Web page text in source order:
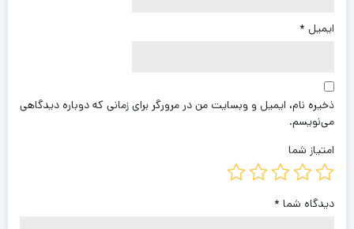
ایمیل *
ذخیره نام، ایمیل و وبسایت من در مرورگر برای زمانی که دوباره دیدگاهی
می‌نویسم.
امتیاز شما
دیدگاه شما *